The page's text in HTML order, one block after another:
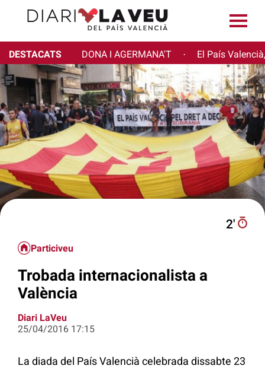
DESTACATS DONA I AGERMANA'T · El País
2′
Particiveu
Trobada internacionalista a
València
Diari LaVeu
25/04/2016 17:15
La diada del País Valencià celebrada dissabte 23